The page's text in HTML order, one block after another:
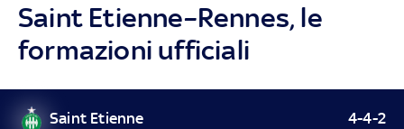
Saint Etienne–Rennes, le
formazioni ufficiali
Saint Etienne 4-4-2